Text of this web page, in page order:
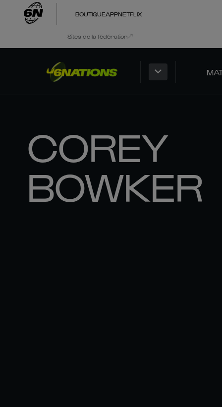
BOUTIQUEAPPNETFLIX
Sites de la fédération
COREY
BOWKER